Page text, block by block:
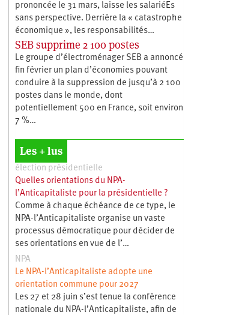
prononcée le 31 mars, laisse les salariéEs
sans perspective. Derrière la « catastrophe
économique », les responsabilités…
SEB supprime 2 100 postes
Le groupe d’électroménager SEB a annoncé
fin février un plan d’économies pouvant
conduire à la suppression de jusqu’à 2 100
postes dans le monde, dont
potentiellement 500 en France, soit environ
7 %…
Les + lus
élection présidentielle
Quelles orientations du NPA-
l’Anticapitaliste pour la présidentielle ?
Comme à chaque échéance de ce type, le
NPA-l’Anticapitaliste organise un vaste
processus démocratique pour décider de
ses orientations en vue de l’…
NPA
Le NPA-l’Anticapitaliste adopte une
orientation commune pour 2027
Les 27 et 28 juin s’est tenue la conférence
nationale du NPA-l’Anticapitaliste, afin de